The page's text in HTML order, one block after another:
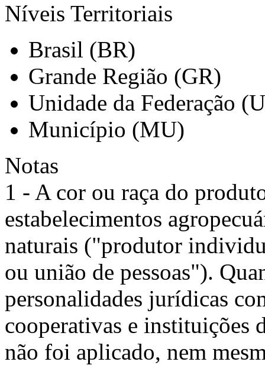
Níveis Territoriais
Brasil (BR)
Grande Região (GR)
Unidade da Federação
Município (MU)
Notas
1 - A cor ou raça do
estabelecimentos
naturais ("produtor
ou união de pessoas").
personalidades jurídicas
cooperativas e instituições
não foi aplicado, nem